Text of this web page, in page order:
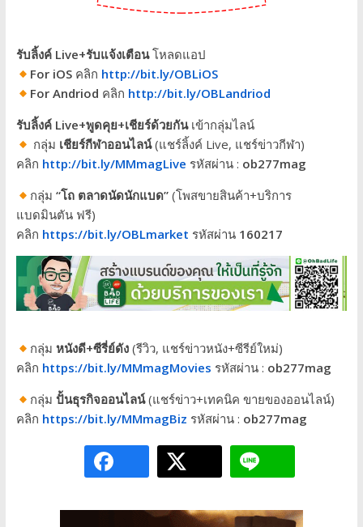
รับลิ้งค์ Live+รับแจ้งเตือนโหลดแอป
For iOSคลิก http://bit.ly/OBLiOS
For Andriod คลิก http://bit.ly/OBLandriod
รับลิ้งค์ Live+พูดคุย+เชียร์ด้วยกัน เข้ากลุ่มไลน์
กลุ่ม เชียร์กีฬาออนไลน์(แชร์ลิ้งค์ Live, แชร์ข่าวกีฬา)
คลิก http://bit.ly/MMmagLive รหัสผ่าน : ob277mag
กลุ่ม “โถ ตลาดนัดนักแบด”(โพสขายสินค้า+บริการ
แบดมินตัน ฟรี)
คลิก https://bit.ly/OBLmarket รหัสผ่าน 160217
กลุ่ม หนังดี+ซีรี่ย์ดัง(รีวิว, แชร์ข่าวหนัง+ซีรีย์ใหม่)
คลิก https://bit.ly/MMmagMovies รหัสผ่าน : ob277mag
กลุ่ม ปั้นธุรกิจออนไลน์(แชร์ข่าว+เทคนิค ขายของออนไลน์)
คลิก https://bit.ly/MMmagBiz รหัสผ่าน : ob277mag